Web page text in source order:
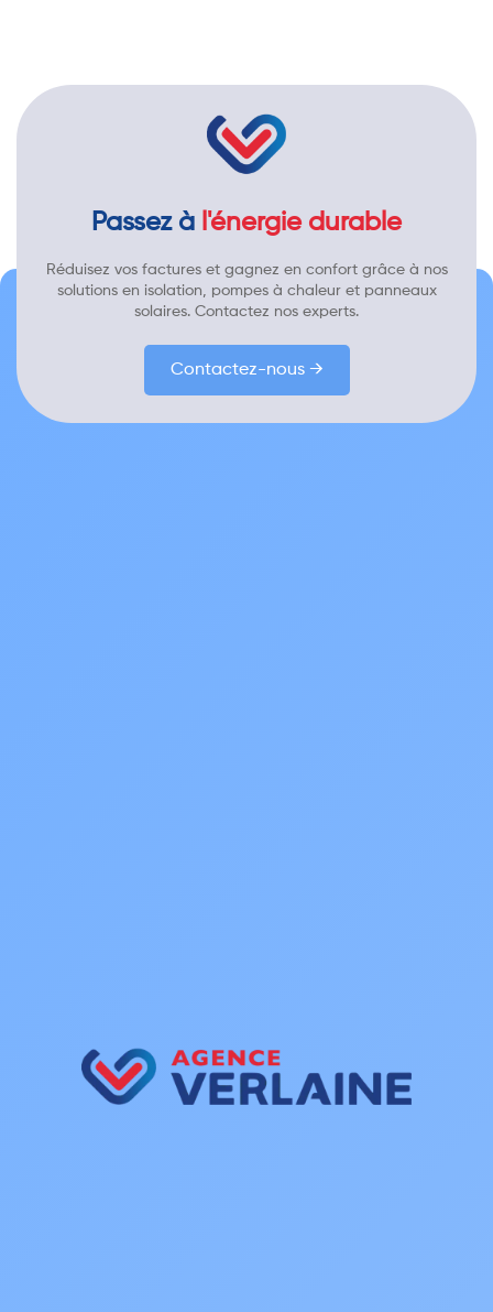
Passez à l'énergie durable
Réduisez vos factures et gagnez en confort grâce à nos
solutions en isolation, pompes à chaleur et panneaux
solaires. Contactez nos experts.
Contactez-nous →